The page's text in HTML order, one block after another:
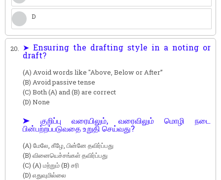
D
20. ➤ Ensuring the drafting style in a noting or
draft?
(A) Avoid words like "Above, Below or After”
(B) Avoid passive tense
(C) Both (A) and (B) are correct
(D) None
➤ குறிப்பு வரையிலும், வரைவிலும் மொழி நடை
பின்பற்றப்படுவதை உறுதி செய்வது?
(A) மேலே, கீழே, பின்னே தவிர்ப்பது
(B) வினையெச்சங்கள் தவிர்ப்பது
(C) (A) மற்றும் (B) சரி
(D) எதுவுமில்லை